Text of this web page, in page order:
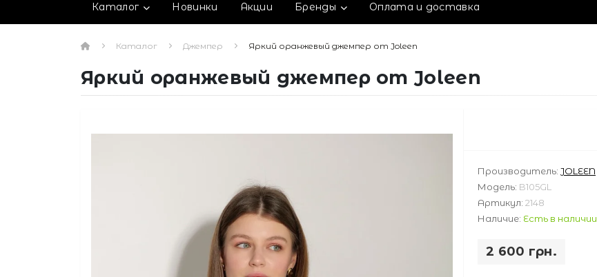
Каталог Новинки Акции Бренды Оплата и доставка
Каталог Джемпер Яркий оранжевый джемпер от Joleen
Яркий оранжевый джемпер от Joleen
Производитель: JOLEEN
Модель: B105GL
Артикул: 2148
Наличие: Есть в наличии
2 600 грн.